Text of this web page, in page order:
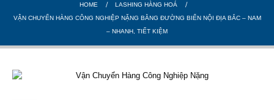
HOME
LASHING HÀNG HOÁ
VẬN CHUYỂN HÀNG CÔNG NGHIỆP NẶNG BẰNG ĐƯỜNG BIỂN NỘI ĐỊA BẮC – NAM
– NHANH, TIẾT KIỆM